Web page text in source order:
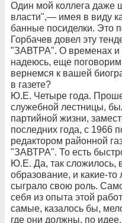
Один мой коллега даже
власти",— имея в виду
банные посиделки. Это
Горбачев довел эту
"ЗАВТРА". О временах и
надеюсь, еще
вернемся к вашей
в газете?
Ю.Е. Четыре года.
служебной лестницы,
партийной жизни,
последних года, с 1966
редактором районной
"ЗАВТРА". То есть
Ю.Е. Да, так сложилось,
образование, и какие-
сыграло свою роль.
себя из опыта этой
самые, казалось бы,
где они должны, по